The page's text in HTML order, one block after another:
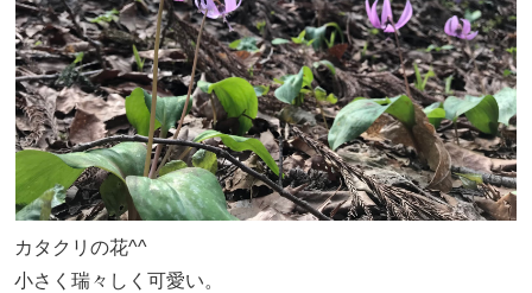
カタクリの花^^
小さく瑞々しく可愛い。